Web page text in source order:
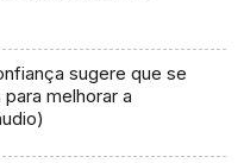
sugere que se
melhorar a